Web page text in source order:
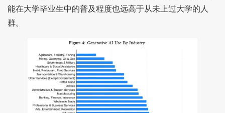
能在大学毕业生中的普及程度也远高于从未上过大学的人
群。